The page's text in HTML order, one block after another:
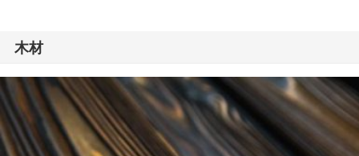
木材